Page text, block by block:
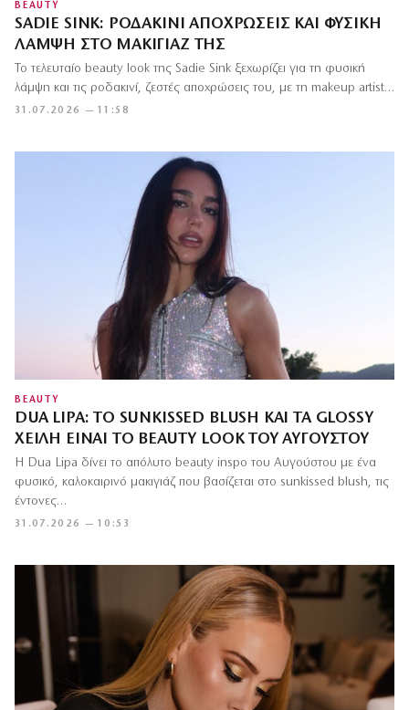
BEAUTY
SADIE SINK: ΡΟΔΑΚΙΝΊ ΑΠΟΧΡΏΣΕΙΣ ΚΑΙ ΦΥΣΙΚΉ
ΛΆΜΨΗ ΣΤΟ ΜΑΚΙΓΙΆΖ ΤΗΣ
31.07.2026 — 11:58
Το τελευταίο beauty look της Sadie Sink ξεχωρίζει για τη φυσική
λάμψη και τις ροδακινί, ζεστές αποχρώσεις του, με τη makeup artist…
BEAUTY
DUA LIPA: ΤΟ SUNKISSED BLUSH ΚΑΙ ΤΑ GLOSSY
ΧΕΊΛΗ ΕΊΝΑΙ ΤΟ BEAUTY LOOK ΤΟΥ ΑΥΓΟΎΣΤΟΥ
31.07.2026 — 10:53
Η Dua Lipa δίνει το απόλυτο beauty inspo του Αυγούστου με ένα
φυσικό, καλοκαιρινό μακιγιάζ που βασίζεται στο sunkissed blush, τις
έντονες…